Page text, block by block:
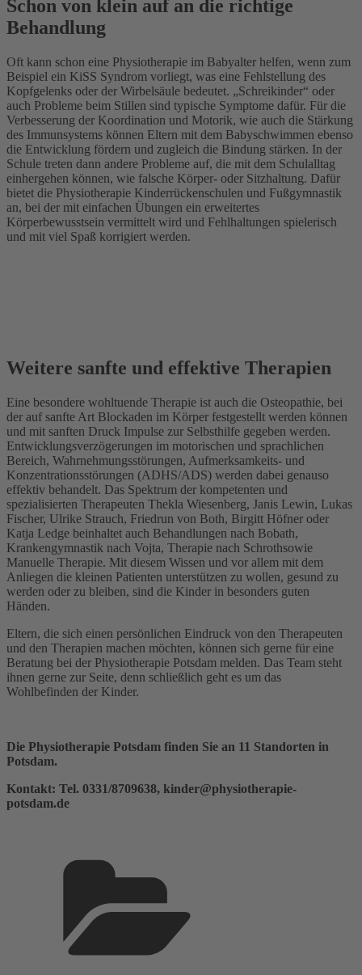
Schon von klein auf an die richtige
Behandlung
Oft kann schon eine Physiotherapie im Babyalter helfen, wenn zum
Beispiel ein KiSS Syndrom vorliegt, was eine Fehlstellung des
Kopfgelenks oder der Wirbelsäule bedeutet. „Schreikinder“ oder
auch Probleme beim Stillen sind typische Symptome dafür. Für die
Verbesserung der Koordination und Motorik, wie auch die Stärkung
des Immunsystems können Eltern mit dem Babyschwimmen ebenso
die Entwicklung fördern und zugleich die Bindung stärken. In der
Schule treten dann andere Probleme auf, die mit dem Schulalltag
einhergehen können, wie falsche Körper- oder Sitzhaltung. Dafür
bietet die Physiotherapie Kinderrückenschulen und Fußgymnastik
an, bei der mit einfachen Übungen ein erweitertes
Körperbewusstsein vermittelt wird und Fehlhaltungen spielerisch
und mit viel Spaß korrigiert werden.
Weitere sanfte und effektive Therapien
Eine besondere wohltuende Therapie ist auch die Osteopathie, bei
der auf sanfte Art Blockaden im Körper festgestellt werden können
und mit sanften Druck Impulse zur Selbsthilfe gegeben werden.
Entwicklungsverzögerungen im motorischen und sprachlichen
Bereich, Wahrnehmungsstörungen, Aufmerksamkeits- und
Konzentrationsstörungen (ADHS/ADS) werden dabei genauso
effektiv behandelt. Das Spektrum der kompetenten und
spezialisierten Therapeuten Thekla Wiesenberg, Janis Lewin, Lukas
Fischer, Ulrike Strauch, Friedrun von Both, Birgitt Höfner oder
Katja Ledge beinhaltet auch Behandlungen nach Bobath,
Krankengymnastik nach Vojta, Therapie nach Schrothsowie
Manuelle Therapie. Mit diesem Wissen und vor allem mit dem
Anliegen die kleinen Patienten unterstützen zu wollen, gesund zu
werden oder zu bleiben, sind die Kinder in besonders guten
Händen.
Eltern, die sich einen persönlichen Eindruck von den Therapeuten
und den Therapien machen möchten, können sich gerne für eine
Beratung bei der Physiotherapie Potsdam melden. Das Team steht
ihnen gerne zur Seite, denn schließlich geht es um das
Wohlbefinden der Kinder.
Die Physiotherapie Potsdam finden Sie an 11 Standorten in
Potsdam.
Kontakt: Tel. 0331/8709638, kinder@physiotherapie-
potsdam.de